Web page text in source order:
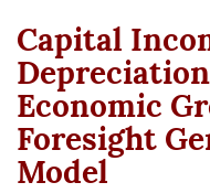
Capital
Economic
Foresight
Model